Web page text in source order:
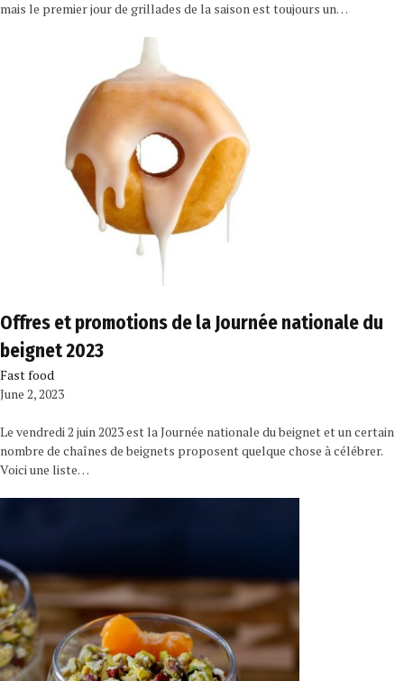
mais le premier jour de grillades de la saison est toujours un…
Offres et promotions de la Journée nationale du
beignet 2023
Fast food
June 2, 2023
Le vendredi 2 juin 2023 est la Journée nationale du beignet et un certain
nombre de chaînes de beignets proposent quelque chose à célébrer.
Voici une liste…